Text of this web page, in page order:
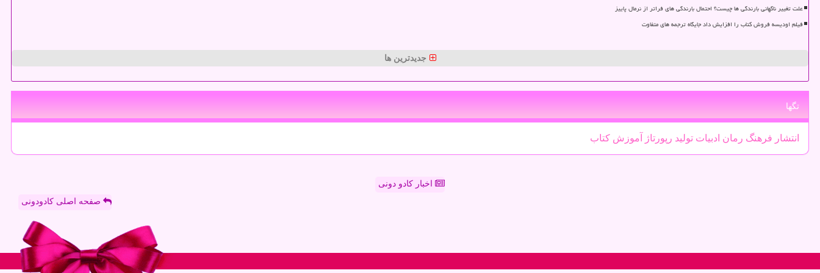
علت تغییر ناگهانی بارندگی ها چیست؟ احتمال بارندگی های فراتر از نرمال پاییز
فیلم اودیسه فروش کتاب را افزایش داد جایگاه ترجمه های متفاوت
جدیدترین ها
تگها
انتشار فرهنگ رمان ادبیات تولید رپورتاژ آموزش كتاب
اخبار کادو دونی
صفحه اصلی کادودونی